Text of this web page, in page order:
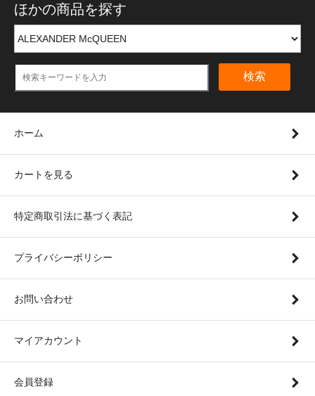
ほかの商品を探す
検索
ホーム
カートを見る
特定商取引法に基づく表記
プライバシーポリシー
お問い合わせ
マイアカウント
会員登録